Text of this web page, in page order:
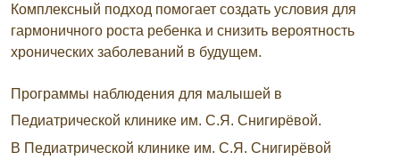
Комплексный подход помогает создать условия для
гармоничного роста ребенка и снизить вероятность
хронических заболеваний в будущем.
Программы наблюдения для малышей в
Педиатрической клинике им. С.Я. Снигирёвой.
В Педиатрической клинике им. С.Я. Снигирёвой